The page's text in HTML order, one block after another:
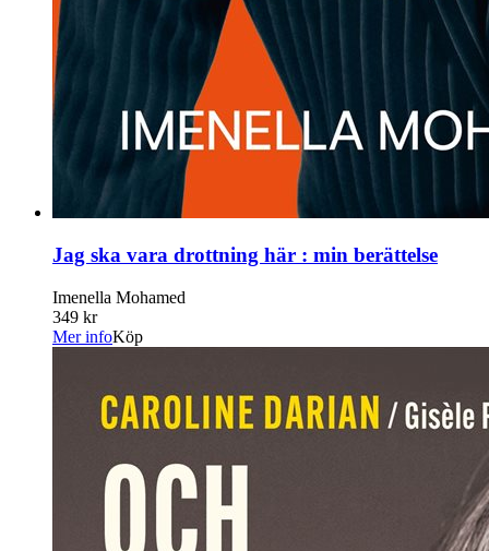
Jag ska vara drottning här : min berättelse
Imenella Mohamed
349 kr
Mer infoKöp